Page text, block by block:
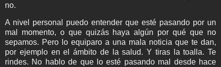
no.
A nivel personal puedo entender que esté pasando por un
mal momento, o que quizás haya algún por qué que no
sepamos. Pero lo equiparo a una mala noticia que te dan,
por ejemplo en el ámbito de la salud. Y tiras la toalla. Te
rindes. No hablo de que lo esté pasando mal desde hace